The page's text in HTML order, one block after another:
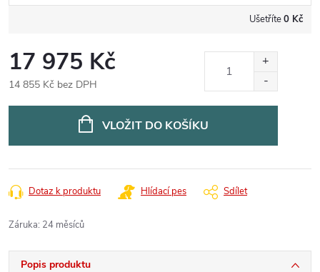
Ušetříte0 Kč
17 975 Kč
14 855 Kč bez DPH
VLOŽIT DO KOŠÍKU
Dotaz k produktu Hlídací pes Sdílet
Záruka: 24 měsíců
Popis produktu